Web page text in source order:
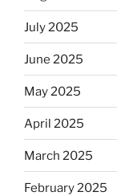
July 2025
June 2025
May 2025
April 2025
March 2025
February 2025